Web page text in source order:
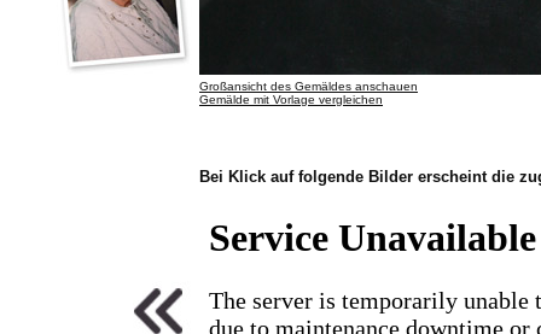
Großansicht des Gemäldes anschauen
Gemälde mit Vorlage vergleichen
Bei Klick auf folgende Bilder erscheint die